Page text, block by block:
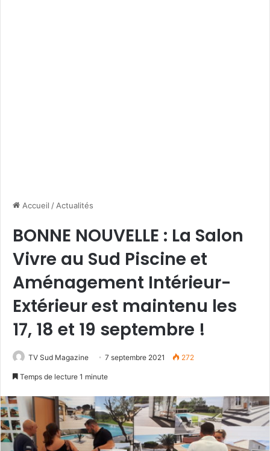
Accueil / Actualités
BONNE NOUVELLE : La Salon
Vivre au Sud Piscine et
Aménagement Intérieur-
Extérieur est maintenu les
17, 18 et 19 septembre !
TV Sud Magazine 7 septembre 2021 272
Temps de lecture 1 minute